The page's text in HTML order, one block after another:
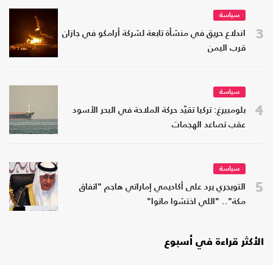
3
سياسة
اندلاع حريق في منشأة تابعة لشركة أرامكو في جازان
قرب اليمن
4
سياسة
بلومبيرغ: تركيا تقيّد حركة الملاحة في البحر الأسود
عقب تصاعد الهجمات
5
سياسة
التويجري يرد على أكاديمي إماراتي هاجم "اتفاق
مكة".. "اللي اختشوا ماتوا"
الأكثر قراءة في أسبوع